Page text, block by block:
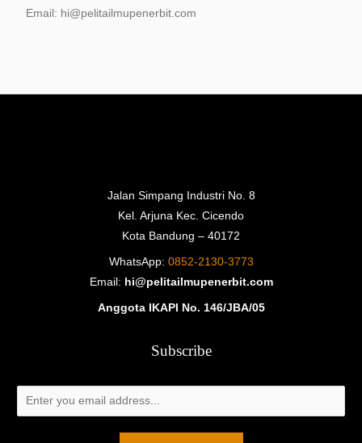
Email: hi@pelitailmupenerbit.com
Jalan Simpang Industri No. 8
Kel. Arjuna Kec. Cicendo
Kota Bandung – 40172
WhatsApp: 0852-2130-3773
Email: hi@pelitailmupenerbit.com
Anggota IKAPI No. 146/JBA/05
Subscribe